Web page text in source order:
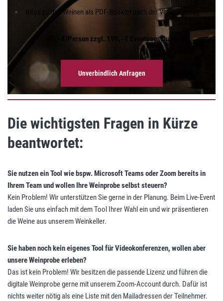
Infos zu den Weinen als PDF-Booklet nach der Veranstaltung
49,- €/Person zzgl. 199,- € Eventpauschale
Unverbindlich Anfragen
Die wichtigsten Fragen in Kürze
beantwortet:
Sie nutzen ein Tool wie bspw. Microsoft Teams oder Zoom bereits in
Ihrem Team und wollen Ihre Weinprobe selbst steuern?
Kein Problem! Wir unterstützen Sie gerne in der Planung. Beim Live-Event
laden Sie uns einfach mit dem Tool Ihrer Wahl ein und wir präsentieren
die Weine aus unserem Weinkeller.
Sie haben noch kein eigenes Tool für Videokonferenzen, wollen aber
unsere Weinprobe erleben?
Das ist kein Problem! Wir besitzen die passende Lizenz und führen die
digitale Weinprobe gerne mit unserem Zoom-Account durch. Dafür ist
nichts weiter nötig als eine Liste mit den Mailadressen der Teilnehmer.